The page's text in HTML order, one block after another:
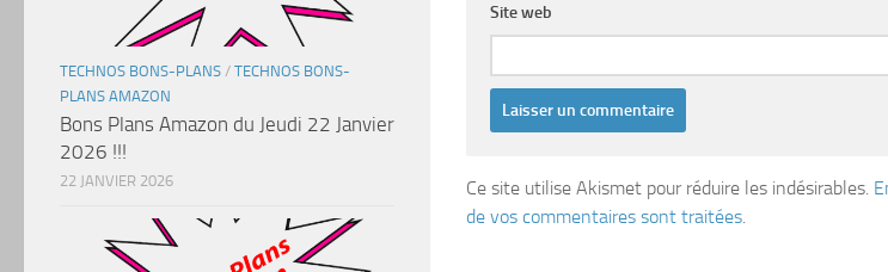
Site web
Ce site utilise Akismet pour réduire les indésirables.
de vos commentaires sont traitées
TECHNOS BONS-PLANS / TECHNOS BONS-
PLANS AMAZON
Bons Plans Amazon du Jeudi 22 Janvier
2026 !!!
22 JANVIER 2026